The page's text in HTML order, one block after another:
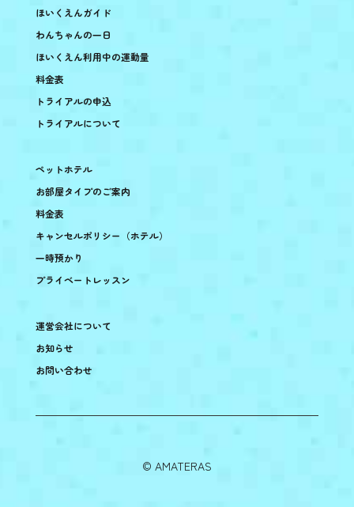
ほいくえんガイド
わんちゃんの一日
ほいくえん利用中の運動量
料金表
トライアルの申込
トライアルについて
ペットホテル
お部屋タイプのご案内
料金表
キャンセルポリシー（ホテル）
一時預かり
プライベートレッスン
運営会社について
お知らせ
お問い合わせ
©︎ AMATERAS